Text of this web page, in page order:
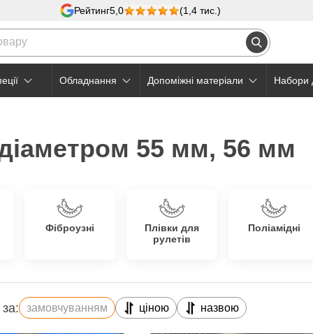
Рейтинг5,0 (1,4 тис.)
Обладнання Допоміжні матеріали Набори
55 мм, 56 мм
Фіброузні
Плівки для
рулетів
Поліамідні
замовчуванням ціною назвою